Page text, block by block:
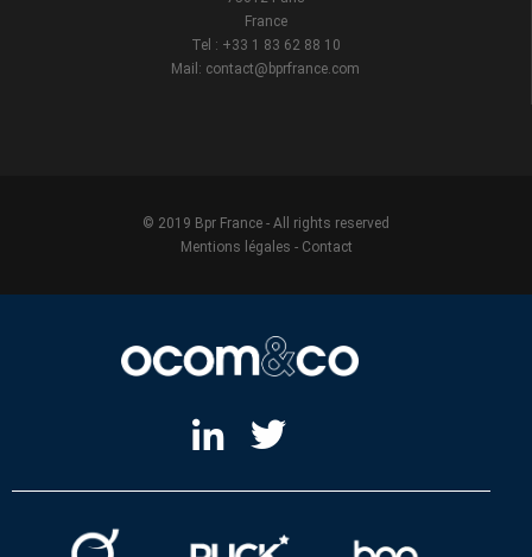
France
Tel : +33 1 83 62 88 10
Mail: contact@bprfrance.com
© 2019 Bpr France - All rights reserved
Mentions légales - Contact